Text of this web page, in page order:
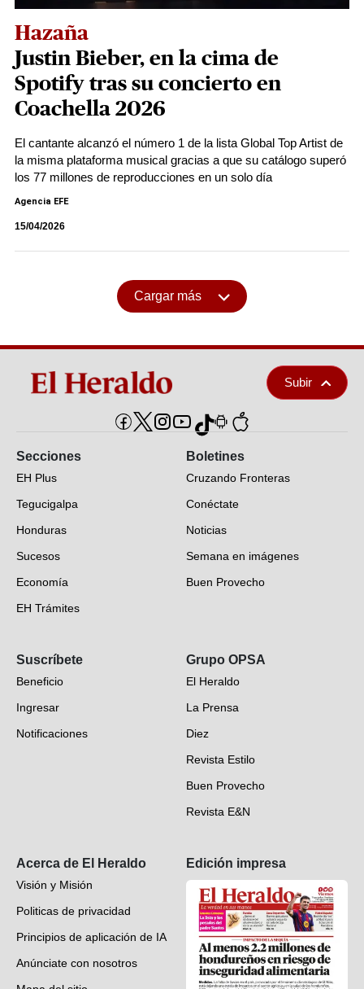
Hazaña
Justin Bieber, en la cima de
Spotify tras su concierto en
Coachella 2026
El cantante alcanzó el número 1 de la lista Global Top Artist de
la misma plataforma musical gracias a que su catálogo superó
los 77 millones de reproducciones en un solo día
Agencia EFE
15/04/2026
Cargar más
Subir
Secciones
EH Plus
Tegucigalpa
Honduras
Sucesos
Economía
EH Trámites
EH Verifica
Fotogalerías
Deportes
Videos
Boletines
Cruzando Fronteras
Conéctate
Noticias
Semana en imágenes
Buen Provecho
Suscríbete
Beneficio
Ingresar
Notificaciones
Grupo OPSA
El Heraldo
La Prensa
Diez
Revista Estilo
Buen Provecho
Revista E&N
Acerca de El Heraldo
Visión y Misión
Politicas de privacidad
Principios de aplicación de IA
Anúnciate con nosotros
Edición impresa